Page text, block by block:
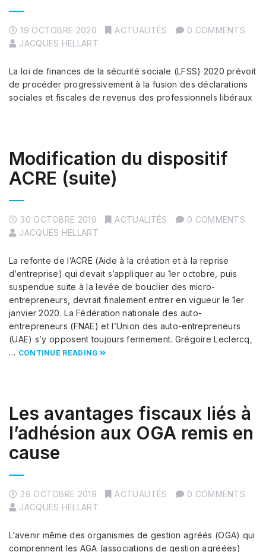
19 OCTOBRE 2020 ACTUALITÉS
0 COMMENTS
JACQUES HELLART
La loi de finances de la sécurité sociale (LFSS) 2020 prévoit
de procéder progressivement à la fusion des déclarations
sociales et fiscales de revenus des professionnels libéraux
Modification du dispositif
ACRE (suite)
30 OCTOBRE 2019 ACTUALITÉS
0 COMMENTS
JACQUES HELLART
La refonte de l’ACRE (Aide à la création et à la reprise
d’entreprise) qui devait s’appliquer au 1er octobre, puis
suspendue suite à la levée de bouclier des micro-
entrepreneurs, devrait finalement entrer en vigueur le 1er
janvier 2020. La Fédération nationale des auto-
entrepreneurs (FNAE) et l’Union des auto-entrepreneurs
(UAE) s’y opposent toujours fermement. Grégoire Leclercq,
… CONTINUE READING
Les avantages fiscaux liés à
l’adhésion aux OGA remis en
cause
29 OCTOBRE 2019 ACTUALITÉS
0 COMMENTS
JACQUES HELLART
L’avenir même des organismes de gestion agréés (OGA) qui
comprennent les AGA (associations de gestion agréées)